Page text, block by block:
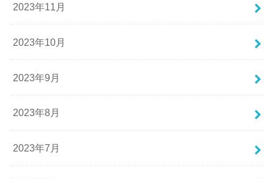
2023年11月
2023年10月
2023年9月
2023年8月
2023年7月